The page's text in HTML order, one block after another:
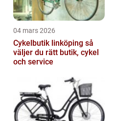
04 mars 2026
Cykelbutik linköping så
väljer du rätt butik, cykel
och service